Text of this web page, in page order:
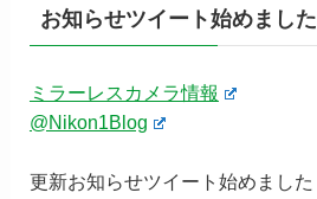
お知らせツイート始めました
ミラーレスカメラ情報
@Nikon1Blog
更新お知らせツイート始めました